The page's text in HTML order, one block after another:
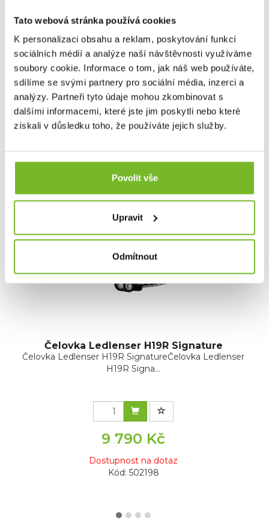
Tato webová stránka používá cookies
K personalizaci obsahu a reklam, poskytování funkcí
sociálních médií a analýze naší návštěvnosti využíváme
soubory cookie. Informace o tom, jak náš web používáte,
sdílíme se svými partnery pro sociální média, inzerci a
analýzy. Partneři tyto údaje mohou zkombinovat s
dalšími informacemi, které jste jim poskytli nebo které
získali v důsledku toho, že používáte jejich služby.
Povolit vše
Upravit
Odmítnout
Patent-No. China: ZL 200680000752.1Patent-No. Europe:
EP 1880 139 B1Patent-No. USA: 7,461,960Patent-No.
HongKong: 1108730
ZNAČKA LEDLENSER
Ke stažení
Mohlo by Vás zajímat
Čelovka Ledlenser H19R Signature
Čelovka Ledlenser H19R SignatureČelovka Ledlenser
H19R Signa...
9 790 Kč
Dostupnost na dotaz
Kód: 502198